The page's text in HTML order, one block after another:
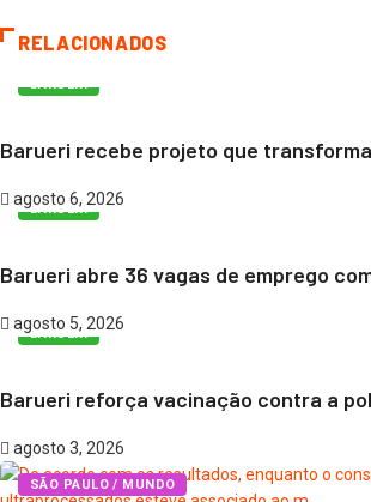
RELACIONADOS
Barueri recebe projeto que
agosto 6, 2026
BARUERI
Barueri abre 36 vagas de emprego
agosto 5, 2026
BARUERI
Barueri reforça vacinação contra a
agosto 3, 2026
SÃO PAULO / MUNDO